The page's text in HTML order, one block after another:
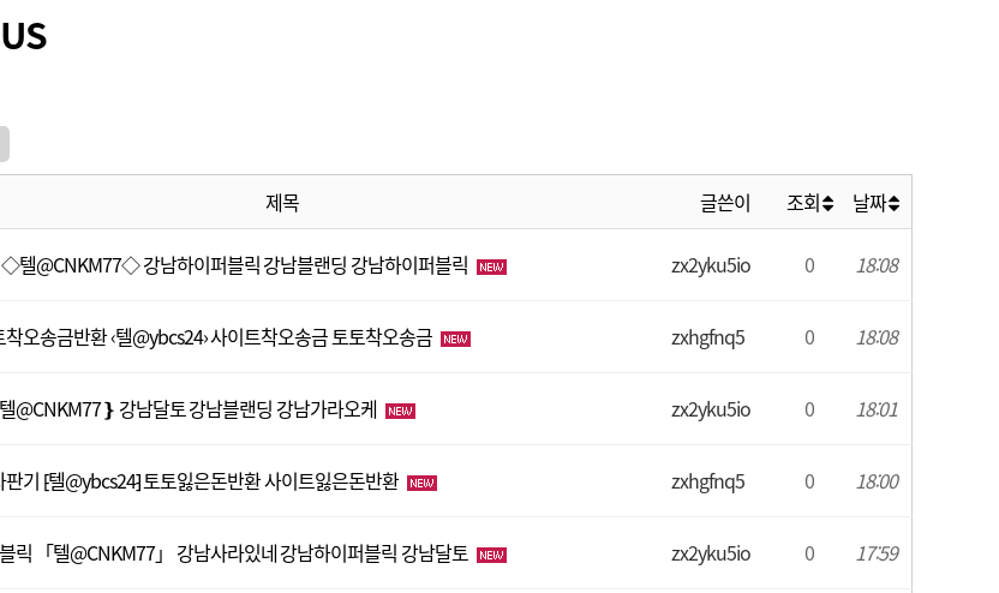
제목 글쓴이 조회 날짜
텔@CNKM77◇ 강남하이퍼블릭 강남블랜딩 강남하이퍼블릭 zx2yku5io 0 18:08
착오송금반환 ‹텔@ybcs24› 사이트착오송금 토토착오송금 zxhgfnq5 0 18:08
@CNKM77❵ 강남달토 강남블랜딩 강남가라오케 zx2yku5io 0 18:01
판기 ⁅텔@ybcs24⁆ 토토잃은돈반환 사이트잃은돈반환 zxhgfnq5 0 18:00
릭 「텔@CNKM77」 강남사라있네 강남하이퍼블릭 강남달토 zx2yku5io 0 17:59